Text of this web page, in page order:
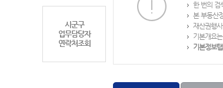
시군구
업무담당자
연락처조회
한 번의 검
본 부동산
재산권행
기본개요
기본정보